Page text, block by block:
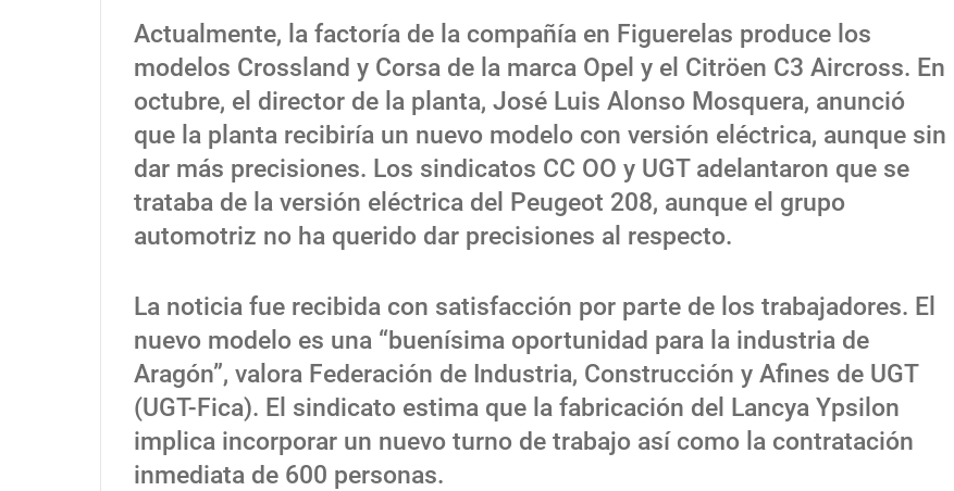
Actualmente, la factoría de la compañía en Figuerelas produce los
modelos Crossland y Corsa de la marca Opel y el Citröen C3 Aircross. En
octubre, el director de la planta, José Luis Alonso Mosquera, anunció
que la planta recibiría un nuevo modelo con versión eléctrica, aunque sin
dar más precisiones. Los sindicatos CC OO y UGT adelantaron que se
trataba de la versión eléctrica del Peugeot 208, aunque el grupo
automotriz no ha querido dar precisiones al respecto.
La noticia fue recibida con satisfacción por parte de los trabajadores. El
nuevo modelo es una “buenísima oportunidad para la industria de
Aragón”, valora Federación de Industria, Construcción y Afines de UGT
(UGT-Fica). El sindicato estima que la fabricación del Lancya Ypsilon
implica incorporar un nuevo turno de trabajo así como la contratación
inmediata de 600 personas.